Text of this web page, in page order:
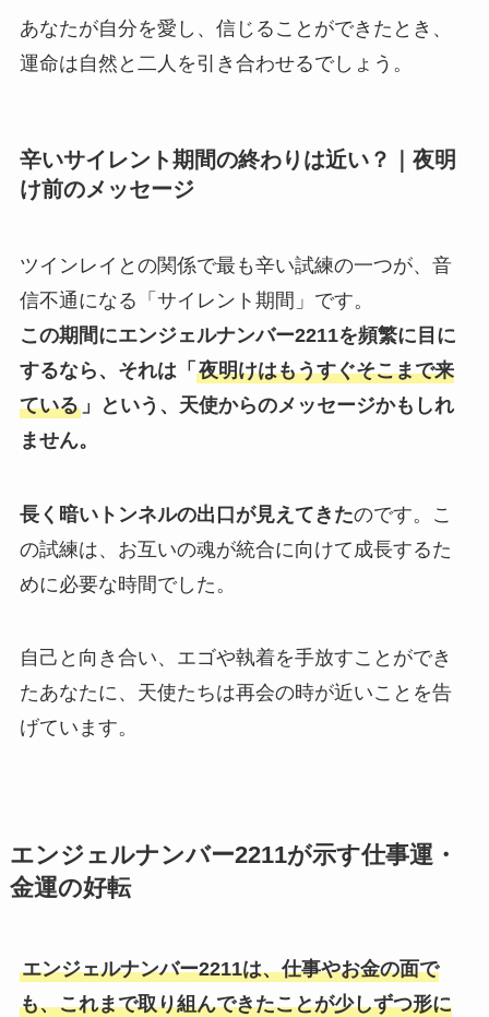
あなたが自分を愛し、信じることができたとき、
運命は自然と二人を引き合わせるでしょう。
辛いサイレント期間の終わりは近い？｜夜明
け前のメッセージ
ツインレイとの関係で最も辛い試練の一つが、音
信不通になる「サイレント期間」です。
この期間にエンジェルナンバー2211を頻繁に目に
するなら、それは「 夜明けはもうすぐそこまで来
ている」という、天使からのメッセージかもしれ
ません。
長く暗いトンネルの出口が見えてきたのです。こ
の試練は、お互いの魂が統合に向けて成長するた
めに必要な時間でした。
自己と向き合い、エゴや執着を手放すことができ
たあなたに、天使たちは再会の時が近いことを告
げています。
エンジェルナンバー2211が示す仕事運・
金運の好転
エンジェルナンバー2211は、仕事やお金の面で
も、これまで取り組んできたことが少しずつ形に